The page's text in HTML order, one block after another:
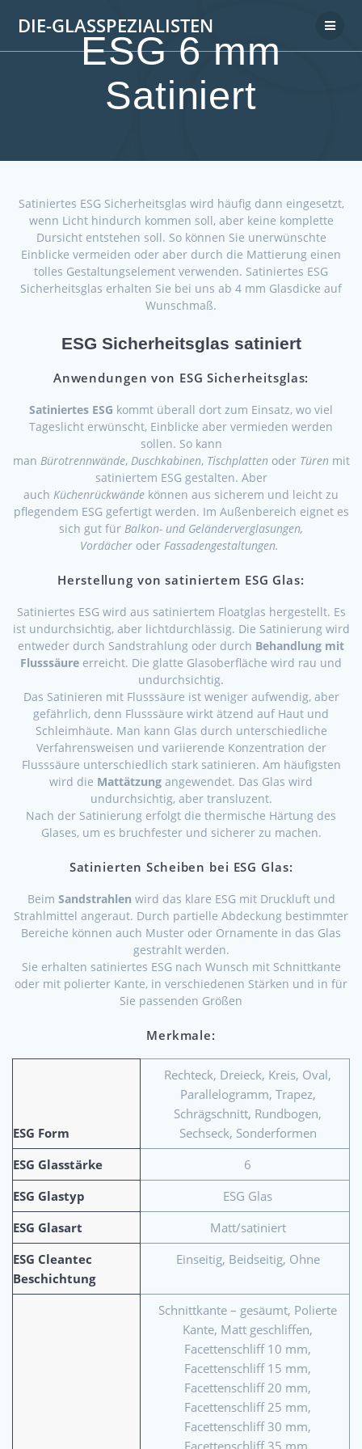
DIE-GLASSPEZIALISTEN
ESG 6 mm
Satiniert
Satiniertes ESG Sicherheitsglas wird häufig dann eingesetzt,
wenn Licht hindurch kommen soll, aber keine komplette
Dursicht entstehen soll. So können Sie unerwünschte
Einblicke vermeiden oder aber durch die Mattierung einen
tolles Gestaltungselement verwenden. Satiniertes ESG
Sicherheitsglas erhalten Sie bei uns ab 4 mm Glasdicke auf
Wunschmaß.
ESG Sicherheitsglas satiniert
Anwendungen von ESG Sicherheitsglas:
Satiniertes ESG kommt überall dort zum Einsatz, wo viel
Tageslicht erwünscht, Einblicke aber vermieden werden
sollen. So kann
man Bürotrennwände, Duschkabinen, Tischplatten oder Türen mit
satiniertem ESG gestalten. Aber
auch Küchenrückwände können aus sicherem und leicht zu
pflegendem ESG gefertigt werden. Im Außenbereich eignet es
sich gut für Balkon- und Geländerverglasungen,
Vordächer oder Fassadengestaltungen.
Herstellung von satiniertem ESG Glas:
Satiniertes ESG wird aus satiniertem Floatglas hergestellt. Es
ist undurchsichtig, aber lichtdurchlässig. Die Satinierung wird
entweder durch Sandstrahlung oder durch Behandlung mit
Flusssäure erreicht. Die glatte Glasoberfläche wird rau und
undurchsichtig.
Das Satinieren mit Flusssäure ist weniger aufwendig, aber
gefährlich, denn Flusssäure wirkt ätzend auf Haut und
Schleimhäute. Man kann Glas durch unterschiedliche
Verfahrensweisen und variierende Konzentration der
Flusssäure unterschiedlich stark satinieren. Am häufigsten
wird die Mattätzung angewendet. Das Glas wird
undurchsichtig, aber transluzent.
Nach der Satinierung erfolgt die thermische Härtung des
Glases, um es bruchfester und sicherer zu machen.
Satinierten Scheiben bei ESG Glas:
Beim Sandstrahlen wird das klare ESG mit Druckluft und
Strahlmittel angeraut. Durch partielle Abdeckung bestimmter
Bereiche können auch Muster oder Ornamente in das Glas
gestrahlt werden.
Sie erhalten satiniertes ESG nach Wunsch mit Schnittkante
oder mit polierter Kante, in verschiedenen Stärken und in für
Sie passenden Größen
Merkmale:
ESG Form
Rechteck, Dreieck, Kreis, Oval,
Parallelogramm, Trapez,
Schrägschnitt, Rundbogen,
Sechseck, Sonderformen
ESG Glasstärke
6
ESG Glastyp
ESG Glas
ESG Glasart
Matt/satiniert
ESG Cleantec
Beschichtung
Einseitig, Beidseitig, Ohne
Schnittkante – gesäumt, Polierte
Kante, Matt geschliffen,
Facettenschliff 10 mm,
Facettenschliff 15 mm,
Facettenschliff 20 mm,
Facettenschliff 25 mm,
Facettenschliff 30 mm,